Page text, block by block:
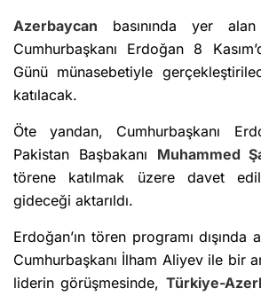
Azerbaycan basınında yer
Cumhurbaşkanı Erdoğan 8
Günü münasebetiyle
katılacak.
Öte yandan, Cumhurbaşkanı
Pakistan Başbakanı Muhammed
törene katılmak üzere davet
gideceği aktarıldı.
Erdoğan’ın tören programı dışında
Cumhurbaşkanı İlham Aliyev ile bir
liderin görüşmesinde, Türkiye-